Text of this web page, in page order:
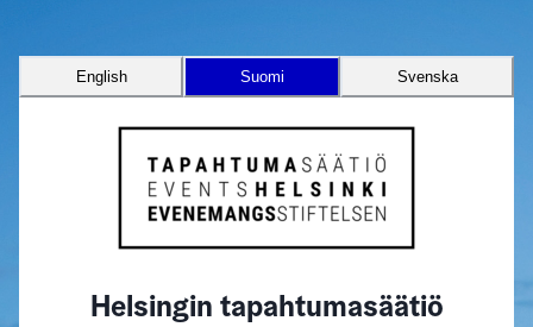
Helsingin tapahtumasäätiö
English Suomi Svenska